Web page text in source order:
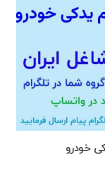
خودرو